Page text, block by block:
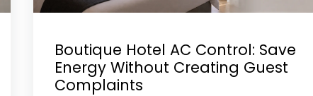
Boutique Hotel AC Control: Save
Energy Without Creating Guest
Complaints